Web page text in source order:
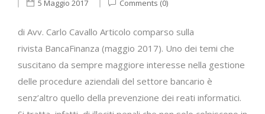
5 Maggio 2017
Comments (0)
di Avv. Carlo Cavallo Articolo comparso sulla
rivista BancaFinanza (maggio 2017). Uno dei temi che
suscitano da sempre maggiore interesse nella gestione
delle procedure aziendali del settore bancario è
senz’altro quello della prevenzione dei reati informatici.